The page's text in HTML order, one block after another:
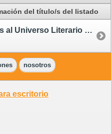
del título/s del listado
The King. Bienvenidos al Universo Literario de Stephen King
nosotros
escritorio